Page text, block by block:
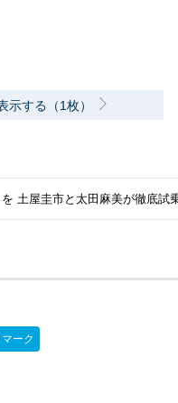
示する（1枚）
土屋圭市と太田麻美が徹底
ーク